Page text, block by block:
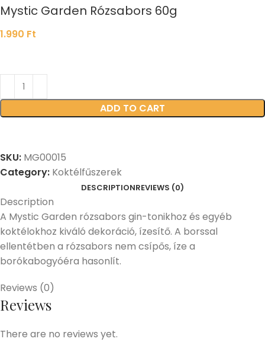
Mystic Garden Rózsabors 60g
1.990 Ft
ADD TO CART
SKU: MG00015
Category: Koktélfűszerek
DESCRIPTIONREVIEWS (0)
Description
A Mystic Garden rózsabors gin-tonikhoz és egyéb
koktélokhoz kiváló dekoráció, ízesítő. A borssal
ellentétben a rózsabors nem csípős, íze a
borókabogyóéra hasonlít.
Reviews (0)
Reviews
There are no reviews yet.